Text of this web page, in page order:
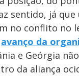
y
V
sentido, já
no conflito no
avanço da
e Geórgia
da aliança